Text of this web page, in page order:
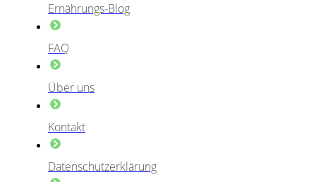
Ernährungs-Blog
FAQ
Über uns
Kontakt
Datenschutzerklärung